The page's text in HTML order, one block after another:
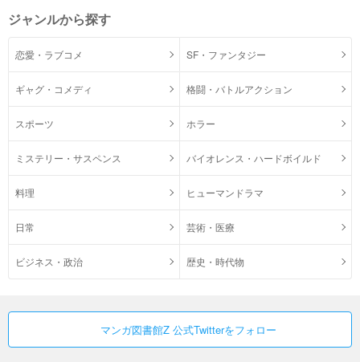
ジャンルから探す
恋愛・ラブコメ SF・ファンタジー
ギャグ・コメディ 格闘・バトルアクション
スポーツ ホラー
ミステリー・サスペンス バイオレンス・ハードボイルド
料理 ヒューマンドラマ
日常 芸術・医療
ビジネス・政治 歴史・時代物
マンガ図書館Z 公式Twitterをフォロー